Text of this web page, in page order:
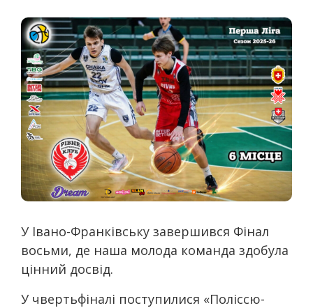
У Івано-Франківську завершився Фінал
восьми, де наша молода команда здобула
цінний досвід.
У чвертьфіналі поступилися «Поліссю-